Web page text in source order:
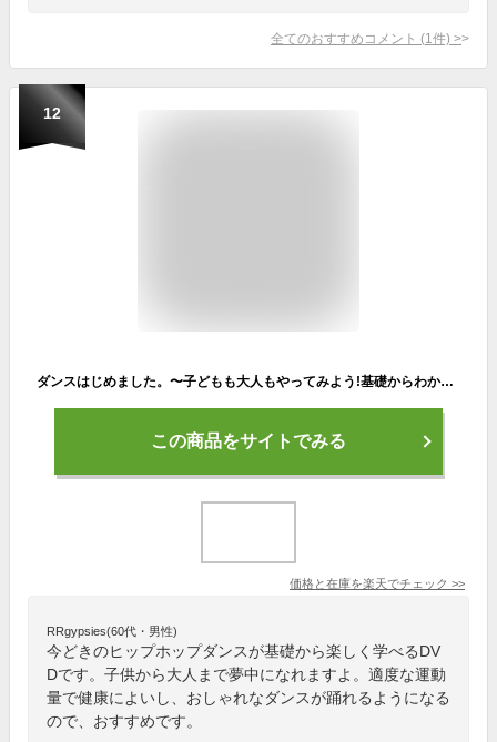
全てのおすすめコメント (1 件) >
12
ダンスはじめました。〜子どもも大人もやってみよう!基礎からわかるHip Hop!〜 レッスンDVD 【DVD】
この商品をサイトでみる
価格と在庫を楽天でチェック >>
RRgypsies(60代・男性)
今どきのヒップホップダンスが基礎から楽しく学べるDV
Dです。子供から大人まで夢中になれますよ。適度な運動
量で健康によいし、おしゃれなダンスが踊れるようになる
ので、おすすめです。